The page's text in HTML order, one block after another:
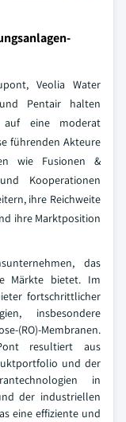
Veolia Water
Pentair halten
eine moderat
führenden Akteure
wie Fusionen &
Kooperationen
ihre Reichweite
ihre Marktposition
das
Märkte bietet. Im
fortschrittlicher
insbesondere
(RO)-Membranen.
resultiert aus
und der
in
der industriellen
eine effiziente und